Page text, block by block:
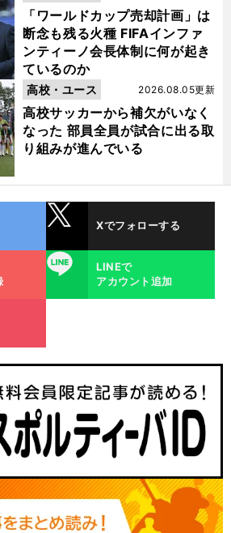
「ワールドカップ売却計画」は
断念も残る火種 FIFAインファ
ンティーノ会長体制に何が起き
ているのか
高校サッカーから補欠がいなく
なった 部員全員が試合に出る取
り組みが進んでいる
2026.08.05更新
高校・ユース
Xでフォローする
LINE
LINEで
アカウント追加